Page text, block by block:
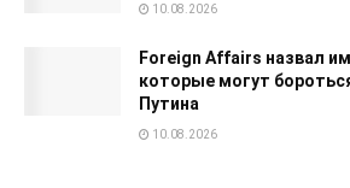
10.08.2026
Foreign Affairs назвал
которые могут
Путина
10.08.2026